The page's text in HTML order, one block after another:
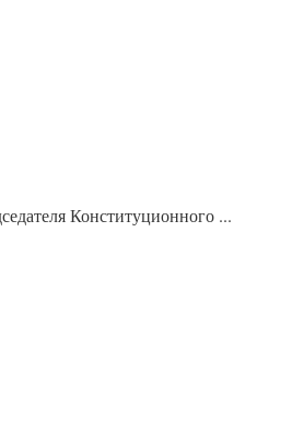
Конституционного ...